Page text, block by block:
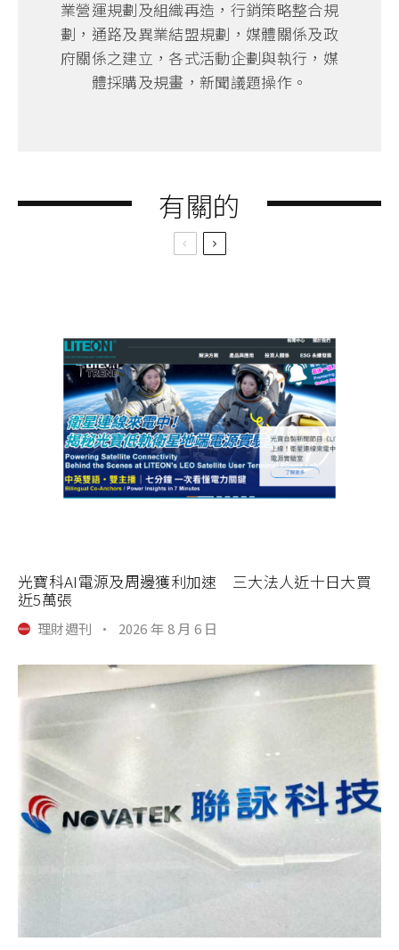
業營運規劃及組織再造，行銷策略整合規
劃，通路及異業結盟規劃，媒體關係及政
府關係之建立，各式活動企劃與執行，媒
體採購及規畫，新聞議題操作。
有關的
光寶科AI電源及周邊獲利加速 三大法人近十日大買
近5萬張
理財週刊 · 2026 年 8 月 6 日